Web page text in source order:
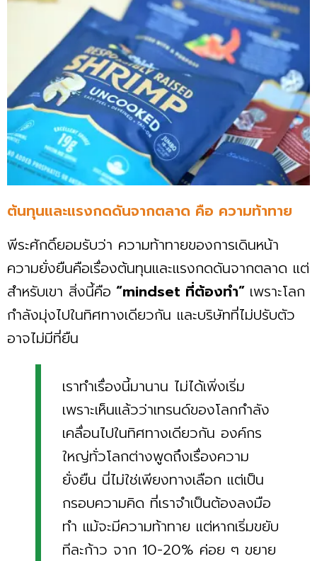
ต้นทุนและแรงกดดันจากตลาด คือ ความท้าทาย
พีระศักดิ์ยอมรับว่า ความท้าทายของการเดินหน้า
ความยั่งยืนคือเรื่องต้นทุนและแรงกดดันจากตลาด แต่
สำหรับเขา สิ่งนี้คือ “mindset ที่ต้องทำ” เพราะโลก
กำลังมุ่งไปในทิศทางเดียวกัน และบริษัทที่ไม่ปรับตัว
อาจไม่มีที่ยืน
เราทำเรื่องนี้มานาน ไม่ได้เพิ่งเริ่ม
เพราะเห็นแล้วว่าเทรนด์ของโลกกำลัง
เคลื่อนไปในทิศทางเดียวกัน องค์กร
ใหญ่ทั่วโลกต่างพูดถึงเรื่องความ
ยั่งยืน นี่ไม่ใช่เพียงทางเลือก แต่เป็น
กรอบความคิด ที่เราจำเป็นต้องลงมือ
ทำ แม้จะมีความท้าทาย แต่หากเริ่มขยับ
ทีละก้าว จาก 10-20% ค่อย ๆ ขยาย